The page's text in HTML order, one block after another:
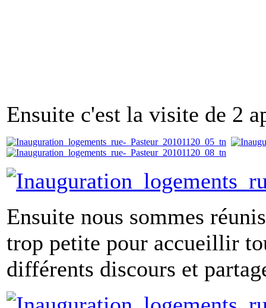
Ensuite c'est la visite de 2
Ensuite nous sommes
trop petite pour accueillir
différents discours et